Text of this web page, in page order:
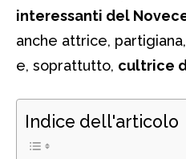
interessanti del
anche attrice,
e, soprattutto, cultrice
Indice dell'articolo